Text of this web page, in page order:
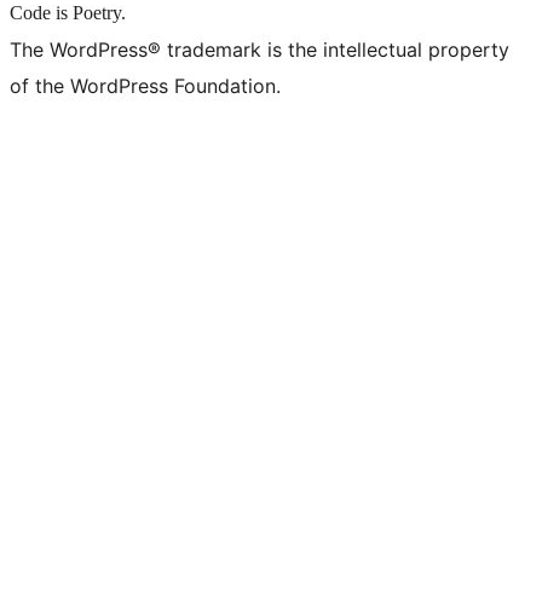
Code is Poetry.
The WordPress® trademark is the intellectual property
of the WordPress Foundation.